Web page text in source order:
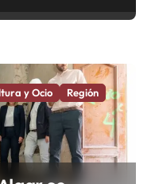
y Ocio Región